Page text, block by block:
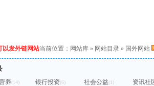
以发外链网站当前位置： 网站库 » 网站目录 » 国外网站
养(14) 银行投资(6) 社会公益(1)
资讯社